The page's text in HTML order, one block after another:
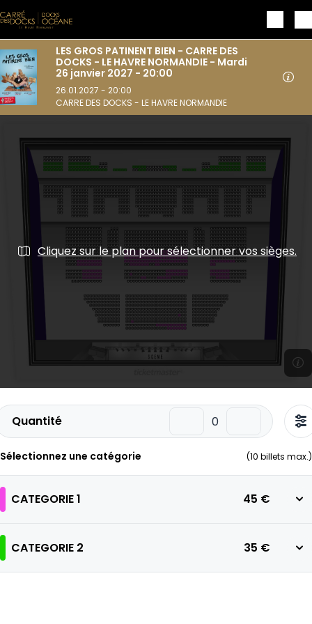
Aller au contenu principal
LES GROS PATINENT BIEN - CARRE DES
DOCKS - LE HAVRE NORMANDIE - Mardi
26 janvier 2027 - 20:00
26.01.2027 - 20:00
CARRE DES DOCKS - LE HAVRE NORMANDIE
Cliquez sur le plan pour sélectionner vos sièges.
Quantité
Sélectionnez une catégorie (10 billets max.)
CATEGORIE 1 45 €
CATEGORIE 2 35 €